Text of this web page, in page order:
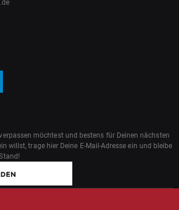
möchtest und bestens für Deinen nächsten
willst, trage hier Deine E-Mail-Adresse ein und bleibe